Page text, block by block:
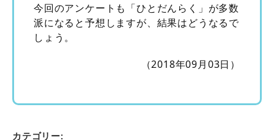
今回のアンケートも「ひとだんらく」が多数
派になると予想しますが、結果はどうなるで
しょう。
（2018年09月03日）
カテゴリー: